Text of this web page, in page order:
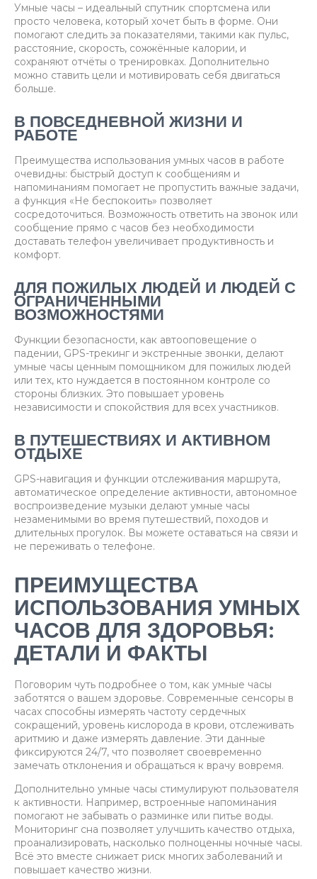
Умные часы – идеальный спутник спортсмена или
просто человека, который хочет быть в форме. Они
помогают следить за показателями, такими как пульс,
расстояние, скорость, сожжённые калории, и
сохраняют отчёты о тренировках. Дополнительно
можно ставить цели и мотивировать себя двигаться
больше.
В ПОВСЕДНЕВНОЙ ЖИЗНИ И
РАБОТЕ
Преимущества использования умных часов в работе
очевидны: быстрый доступ к сообщениям и
напоминаниям помогает не пропустить важные задачи,
а функция «Не беспокоить» позволяет
сосредоточиться. Возможность ответить на звонок или
сообщение прямо с часов без необходимости
доставать телефон увеличивает продуктивность и
комфорт.
ДЛЯ ПОЖИЛЫХ ЛЮДЕЙ И ЛЮДЕЙ С
ОГРАНИЧЕННЫМИ
ВОЗМОЖНОСТЯМИ
Функции безопасности, как автооповещение о
падении, GPS-трекинг и экстренные звонки, делают
умные часы ценным помощником для пожилых людей
или тех, кто нуждается в постоянном контроле со
стороны близких. Это повышает уровень
независимости и спокойствия для всех участников.
В ПУТЕШЕСТВИЯХ И АКТИВНОМ
ОТДЫХЕ
GPS-навигация и функции отслеживания маршрута,
автоматическое определение активности, автономное
воспроизведение музыки делают умные часы
незаменимыми во время путешествий, походов и
длительных прогулок. Вы можете оставаться на связи и
не переживать о телефоне.
ПРЕИМУЩЕСТВА
ИСПОЛЬЗОВАНИЯ УМНЫХ
ЧАСОВ ДЛЯ ЗДОРОВЬЯ:
ДЕТАЛИ И ФАКТЫ
Поговорим чуть подробнее о том, как умные часы
заботятся о вашем здоровье. Современные сенсоры в
часах способны измерять частоту сердечных
сокращений, уровень кислорода в крови, отслеживать
аритмию и даже измерять давление. Эти данные
фиксируются 24/7, что позволяет своевременно
замечать отклонения и обращаться к врачу вовремя.
Дополнительно умные часы стимулируют пользователя
к активности. Например, встроенные напоминания
помогают не забывать о разминке или питье воды.
Мониторинг сна позволяет улучшить качество отдыха,
проанализировать, насколько полноценны ночные часы.
Всё это вместе снижает риск многих заболеваний и
повышает качество жизни.